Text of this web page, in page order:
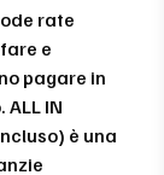
rate
e
pagare in
IN
è una